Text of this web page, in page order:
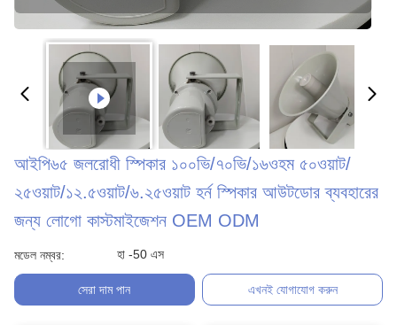
আইপি৬৫ জলরোধী স্পিকার ১০০ভি/৭০ভি/১৬ওহম ৫০ওয়াট/
২৫ওয়াট/১২.৫ওয়াট/৬.২৫ওয়াট হর্ন স্পিকার আউটডোর ব্যবহারের
জন্য লোগো কাস্টমাইজেশন OEM ODM
মডেল নম্বর: হা -50 এস
সেরা দাম পান এখনই যোগাযোগ করুন